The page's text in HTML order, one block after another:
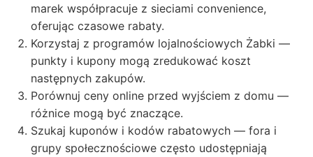
marek współpracuje z sieciami convenience,
oferując czasowe rabaty.
Korzystaj z programów lojalnościowych Żabki —
punkty i kupony mogą zredukować koszt
następnych zakupów.
Porównuj ceny online przed wyjściem z domu —
różnice mogą być znaczące.
Szukaj kuponów i kodów rabatowych — fora i
grupy społecznościowe często udostępniają